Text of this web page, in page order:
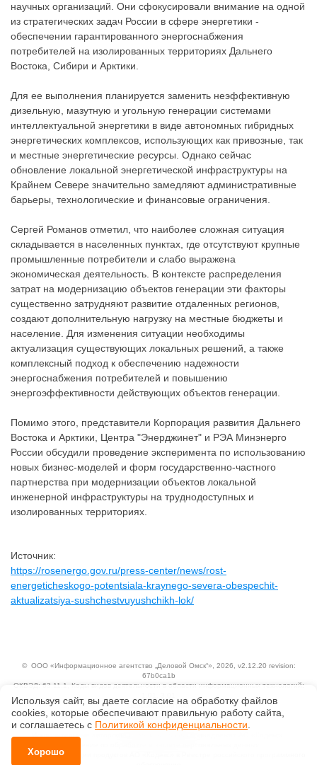
научных организаций. Они сфокусировали внимание на одной
из стратегических задач России в сфере энергетики -
обеспечении гарантированного энергоснабжения
потребителей на изолированных территориях Дальнего
Востока, Сибири и Арктики.
Для ее выполнения планируется заменить неэффективную
дизельную, мазутную и угольную генерации системами
интеллектуальной энергетики в виде автономных гибридных
энергетических комплексов, использующих как привозные, так
и местные энергетические ресурсы. Однако сейчас
обновление локальной энергетической инфраструктуры на
Крайнем Севере значительно замедляют административные
барьеры, технологические и финансовые ограничения.
Сергей Романов отметил, что наиболее сложная ситуация
складывается в населенных пунктах, где отсутствуют крупные
промышленные потребители и слабо выражена
экономическая деятельность. В контексте распределения
затрат на модернизацию объектов генерации эти факторы
существенно затрудняют развитие отдаленных регионов,
создают дополнительную нагрузку на местные бюджеты и
население. Для изменения ситуации необходимы
актуализация существующих локальных решений, а также
комплексный подход к обеспечению надежности
энергоснабжения потребителей и повышению
энергоэффективности действующих объектов генерации.
Помимо этого, представители Корпорация развития Дальнего
Востока и Арктики, Центра "Энерджинет" и РЭА Минэнерго
России обсудили проведение эксперимента по использованию
новых бизнес-моделей и форм государственно-частного
партнерства при модернизации объектов локальной
инженерной инфраструктуры на труднодоступных и
изолированных территориях.
Источник:
https://rosenergo.gov.ru/press-center/news/rost-
energeticheskogo-potentsiala-kraynego-severa-obespechit-
aktualizatsiya-sushchestvuyushchikh-lok/
© ООО «Информационное агентство „Деловой Омск“» , 2026, v2.12.20 revision:
67b0ca1b
ОКВЭД: 63.11.1, Коды видов деятельности в области информационных технологий:
Ценовая политика
Технологии
Справка о регистрации продуктов АО «Кодекс» в Реестре российского программного
Используя сайт, вы даете согласие на обработку файлов
сооkiеs, которые обеспечивают правильную работу сайта,
и соглашаетесь с Политикой конфиденциальности
Хорошо